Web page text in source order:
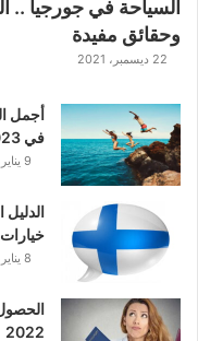
وحقائق مفيدة
22 ديسمبر، 2021
أجمل
في 2023 إلى هولندا
9 يناير، 2023
8 يناير، 2022
2022